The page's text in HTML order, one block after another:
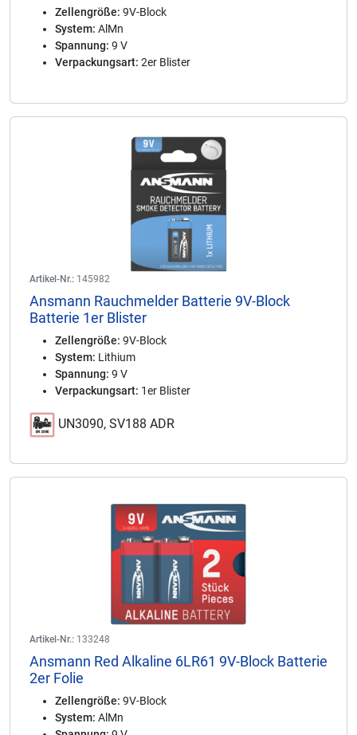
Zellengröße: 9V-Block
System: AlMn
Spannung: 9 V
Verpackungsart: 2er Blister
Artikel-Nr.: 145982
Ansmann Rauchmelder Batterie 9V-Block
Batterie 1er Blister
Zellengröße: 9V-Block
System: Lithium
Spannung: 9 V
Verpackungsart: 1er Blister
UN3090, SV188 ADR
Artikel-Nr.: 133248
Ansmann Red Alkaline 6LR61 9V-Block Batterie
2er Folie
Zellengröße: 9V-Block
System: AlMn